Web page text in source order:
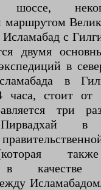
шоссе,
маршрутом
Исламабад с
двумя
в
в
часа, стоит от
три
Пирвадхай в
в качестве